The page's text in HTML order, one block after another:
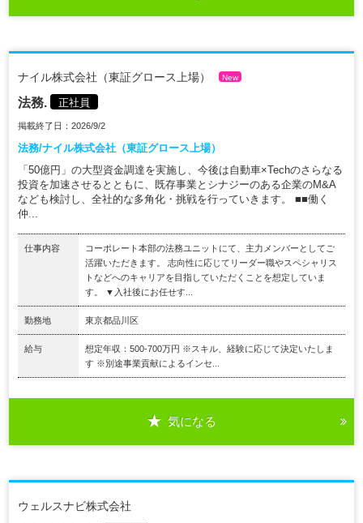
ナイル株式会社（東証グロース上場） New
法務. 正社員
掲載終了日：2026/9/2
法務/ナイル株式会社（東証グロース上場）
「50億円」の大型資金調達を実施し、今後は自動車×Techのさらなる
投資を加速させるとともに、既存事業とシナジーのある企業のM&A
なども検討し、全社的な多角化・挑戦を行っていきます。 ■■働く
仲...
仕事内容
コーポレート本部の法務ユニットにて、主力メンバーとしてご
活躍いただきます。 志向性に応じてリーダー職やスペシャリス
トなどへのキャリアを目指していただくことを想定していま
す。 ▼入社後にお任せす...
勤務地 東京都品川区
給与
想定年収：500-700万円 ※スキル、経験に応じて決定いたしま
す ※別途事業貢献によるインセ...
気になる
ウェルスナビ株式会社